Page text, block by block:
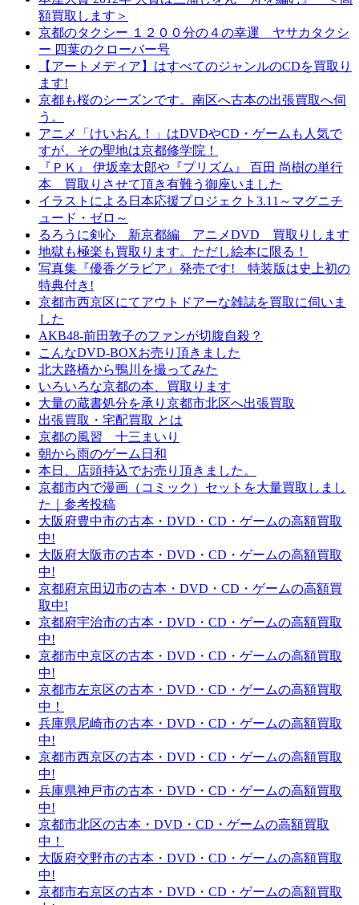
額買取します＞
京都のタクシー １２００分の４の幸運 ヤサカタクシ
ー 四葉のクローバー号
【アートメディア】はすべてのジャンルのCDを買取り
ます!
京都も桜のシーズンです。南区へ古本の出張買取へ伺
う。
アニメ「けいおん！」はDVDやCD・ゲームも人気で
すが、その聖地は京都修学院！
『ＰＫ』 伊坂幸太郎や『プリズム』 百田 尚樹の単行
本 買取りさせて頂き有難う御座いました
イラストによる日本応援プロジェクト3.11～マグニチ
ュード・ゼロ～
るろうに剣心 新京都編 アニメDVD 買取りします
地獄も極楽も買取ります。ただし絵本に限る！
写真集『優香グラビア』発売です! 特装版は史上初の
特典付き!
京都市西京区にてアウトドアーな雑誌を買取に伺いま
した
AKB48-前田敦子のファンが切腹自殺？
こんなDVD-BOXお売り頂きました
北大路橋から鴨川を撮ってみた
いろいろな京都の本、買取ります
大量の蔵書処分を承り京都市北区へ出張買取
出張買取・宅配買取 とは
京都の風習 十三まいり
朝から雨のゲーム日和
本日、店頭持込でお売り頂きました。
京都市内で漫画（コミック）セットを大量買取しまし
た｜参考投稿
大阪府豊中市の古本・DVD・CD・ゲームの高額買取
中!
大阪府大阪市の古本・DVD・CD・ゲームの高額買取
中!
京都府京田辺市の古本・DVD・CD・ゲームの高額買
取中!
京都府宇治市の古本・DVD・CD・ゲームの高額買取
中!
京都市中京区の古本・DVD・CD・ゲームの高額買取
中!
京都市左京区の古本・DVD・CD・ゲームの高額買取
中！
兵庫県尼崎市の古本・DVD・CD・ゲームの高額買取
中!
京都市西京区の古本・DVD・CD・ゲームの高額買取
中!
兵庫県神戸市の古本・DVD・CD・ゲームの高額買取
中!
京都市北区の古本・DVD・CD・ゲームの高額買取
中！
大阪府交野市の古本・DVD・CD・ゲームの高額買取
中!
京都市右京区の古本・DVD・CD・ゲームの高額買取